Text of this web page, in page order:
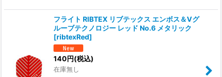
フライト RIBTEX リブテックス エンボス＆Vグ
ルーブテクノロジー レッド No.6 メタリック
[ribtexRed]
140円(税込)
在庫無し